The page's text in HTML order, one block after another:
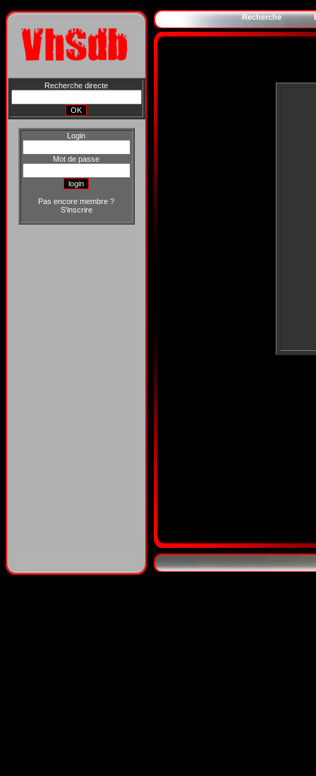
Recherche directe
Login
Mot de passe
Pas encore membre ?
S'inscrire
Recherche